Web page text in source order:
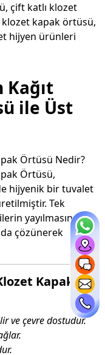
çift katlı klozet
kapak örtüsü,
hijyen ürünleri
Kağıt
ile Üst
Örtüsü Nedir?
Örtüsü,
hijyenik bir tuvalet
Tek
yayılmasını
çözünerek
Kapak
ve çevre dostudur.